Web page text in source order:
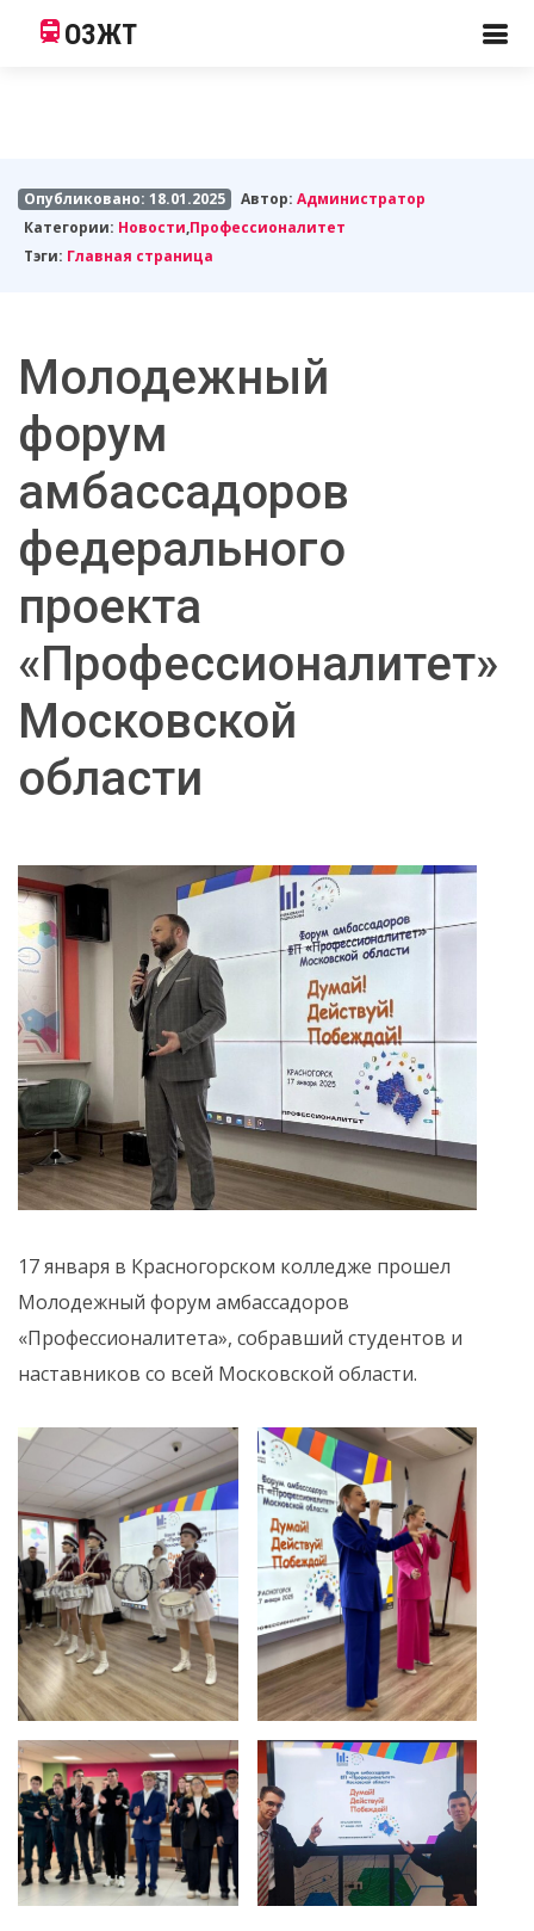
ОЗЖТ
Опубликовано: 18.01.2025 Автор:Администратор
Категории: Новости,Профессионалитет
Тэги: Главная страница
Молодежный
форум
амбассадоров
федерального
проекта
«Профессионалитет»
Московской
области
17 января в Красногорском колледже прошел
Молодежный форум амбассадоров
«Профессионалитета», собравший студентов и
наставников со всей Московской области.